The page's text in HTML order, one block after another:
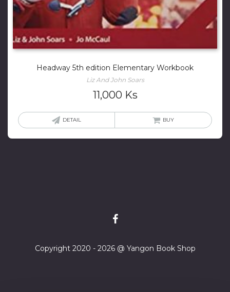
Headway 5th edition Elementary Workbook
Liz And John Soars
11,000 Ks
DETAIL BUY
Copyright 2020 - 2026 @ Yangon Book Shop